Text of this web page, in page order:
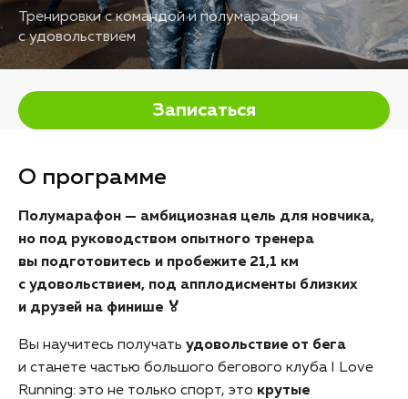
Тренировки с командой и полумарафон
с удовольствием
Записаться
О программе
Полумарафон — амбициозная цель для новчика,
но под руководством опытного тренера
вы подготовитесь и пробежите 21,1 км
с удовольствием, под апплодисменты близких
и друзей на финише 🏅
Вы научитесь получать удовольствие от бега
и станете частью большого бегового клуба I Love
Running: это не только спорт, это крутые